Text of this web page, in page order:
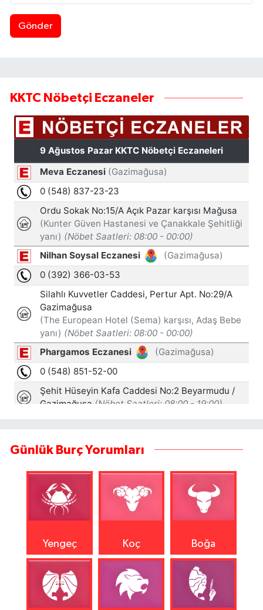
Gönder
KKTC Nöbetçi Eczaneler
Günlük Burç Yorumları
Yengeç Koç Boğa